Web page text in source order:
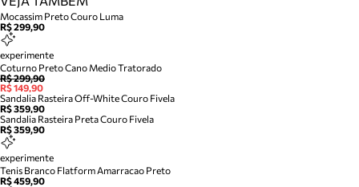
Mocassim Preto Couro Luma
R$ 299,90
experimente
Coturno Preto Cano Medio Tratorado
R$ 299,90
R$ 149,90
Sandalia Rasteira Off-White Couro Fivela
R$ 359,90
Sandalia Rasteira Preta Couro Fivela
R$ 359,90
experimente
Tenis Branco Flatform Amarracao Preto
R$ 459,90